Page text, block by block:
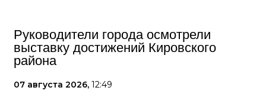
Руководители города осмотрели
выставку достижений Кировского
района
07 августа 2026, 12:49